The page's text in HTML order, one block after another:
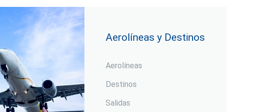
Aerolíneas y Destinos
Aerolíneas
Destinos
Salidas